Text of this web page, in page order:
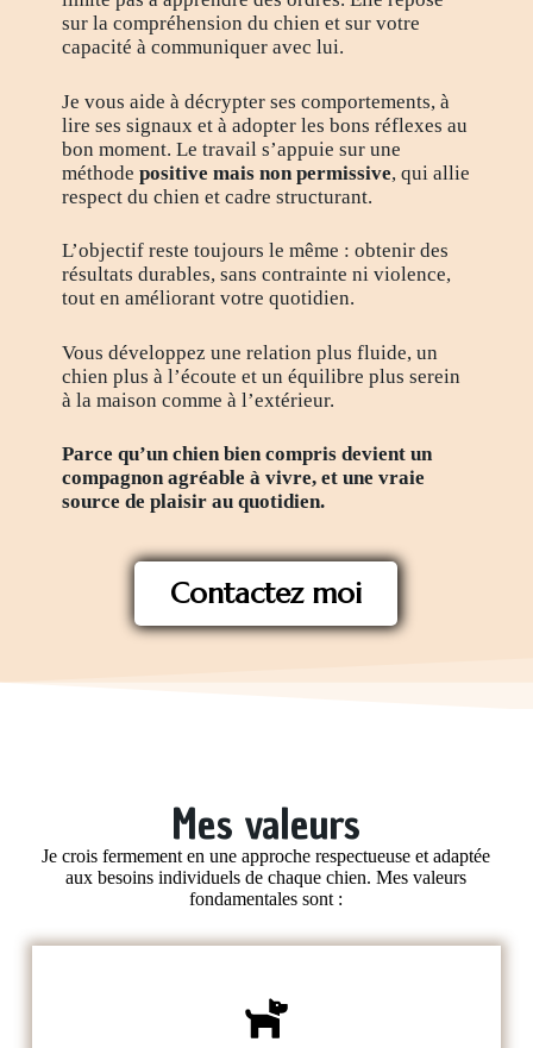
sur la compréhension du chien et sur votre
capacité à communiquer avec lui.
Je vous aide à décrypter ses comportements, à
lire ses signaux et à adopter les bons réflexes au
bon moment. Le travail s’appuie sur une
méthode positive mais non permissive, qui allie
respect du chien et cadre structurant.
L’objectif reste toujours le même : obtenir des
résultats durables, sans contrainte ni violence,
tout en améliorant votre quotidien.
Vous développez une relation plus fluide, un
chien plus à l’écoute et un équilibre plus serein
à la maison comme à l’extérieur.
Parce qu’un chien bien compris devient un
compagnon agréable à vivre, et une vraie
source de plaisir au quotidien.
Contactez moi
Mes valeurs
Je crois fermement en une approche respectueuse et adaptée
aux besoins individuels de chaque chien. Mes valeurs
fondamentales sont :